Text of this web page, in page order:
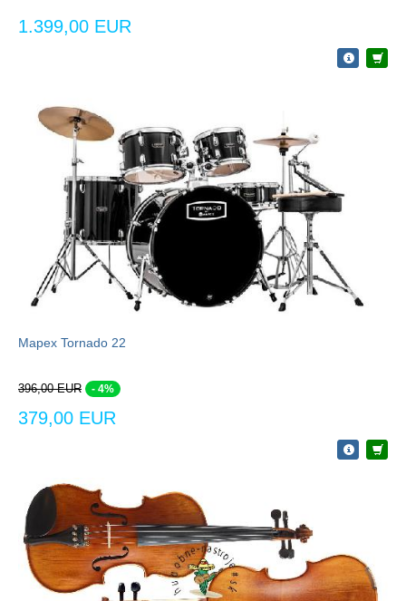
1.399,00 EUR
Mapex Tornado 22
396,00 EUR - 4%
379,00 EUR